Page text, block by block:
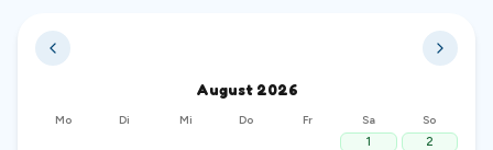
August 2026
Mo Di Mi Do Fr Sa
So
1
2